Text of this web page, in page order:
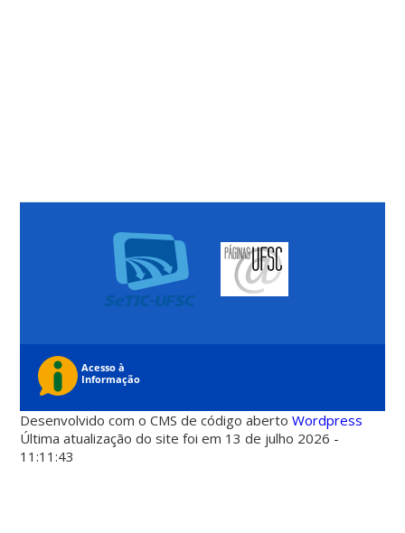
Desenvolvido com o CMS de código abertoWordpress
Última atualização do site foi em 13 de julho 2026 -
11:11:43